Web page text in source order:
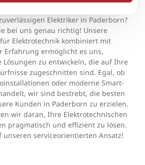
Elektriker in Paderborn?
bei uns genau richtig! Unsere
Elektrotechnik kombiniert mit
Erfahrung ermöglicht es uns,
Lösungen zu entwickeln, die auf Ihre
zugeschnitten sind. Egal, ob
oder moderne Smart-
wir sind bestrebt, die besten
Kunden in Paderborn zu erzielen.
wir daran, Ihre Elektrotechnischen
pragmatisch und effizient zu lösen.
unseren serviceorientierten Ansatz!